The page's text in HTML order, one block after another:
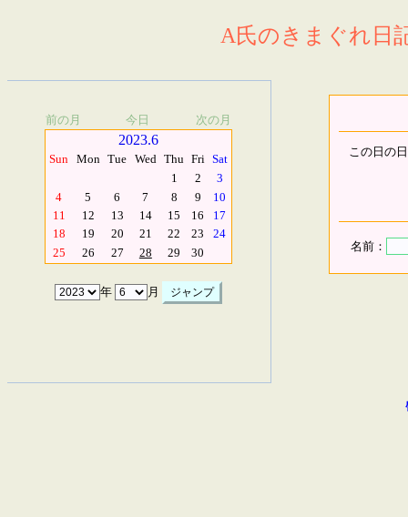
A氏のきまぐれ日
前の月 今日 次の月
2023.6
Sun Mon Tue Wed Thu Fri Sat
1
2
3
4
5 6 7 8 9
10
11
12 13 14 15 16
17
18
19 20 21 22 23
24
25
26 27 28 29 30
年 月
この日の
名前：